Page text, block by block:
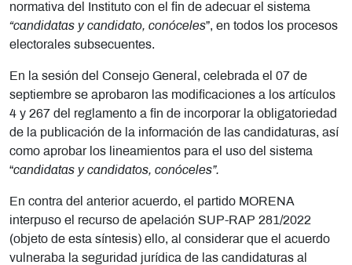
normativa del Instituto con el fin de adecuar el sistema
“candidatas y candidato, conóceles”, en todos los procesos
electorales subsecuentes.
En la sesión del Consejo General, celebrada el 07 de
septiembre se aprobaron las modificaciones a los artículos
4 y 267 del reglamento a fin de incorporar la obligatoriedad
de la publicación de la información de las candidaturas, así
como aprobar los lineamientos para el uso del sistema
“candidatas y candidatos, conóceles”.
En contra del anterior acuerdo, el partido MORENA
interpuso el recurso de apelación SUP-RAP 281/2022
(objeto de esta síntesis) ello, al considerar que el acuerdo
vulneraba la seguridad jurídica de las candidaturas al